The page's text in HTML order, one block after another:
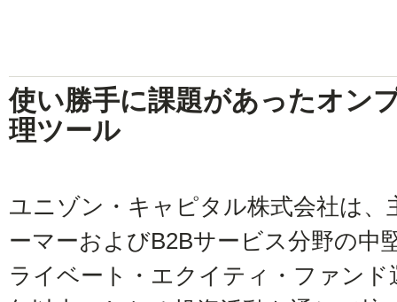
使い勝手に課題があったオン
理ツール
ユニゾン・キャピタル株式会社は
ーマーおよびB2Bサービス分野の中
ライベート・エクイティ・ファンド